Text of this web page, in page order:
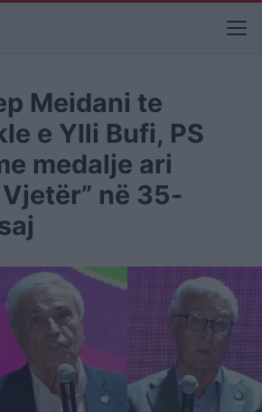
Meidani te
e Ylli Bufi, PS
medalje ari
Vjetër” në 35-